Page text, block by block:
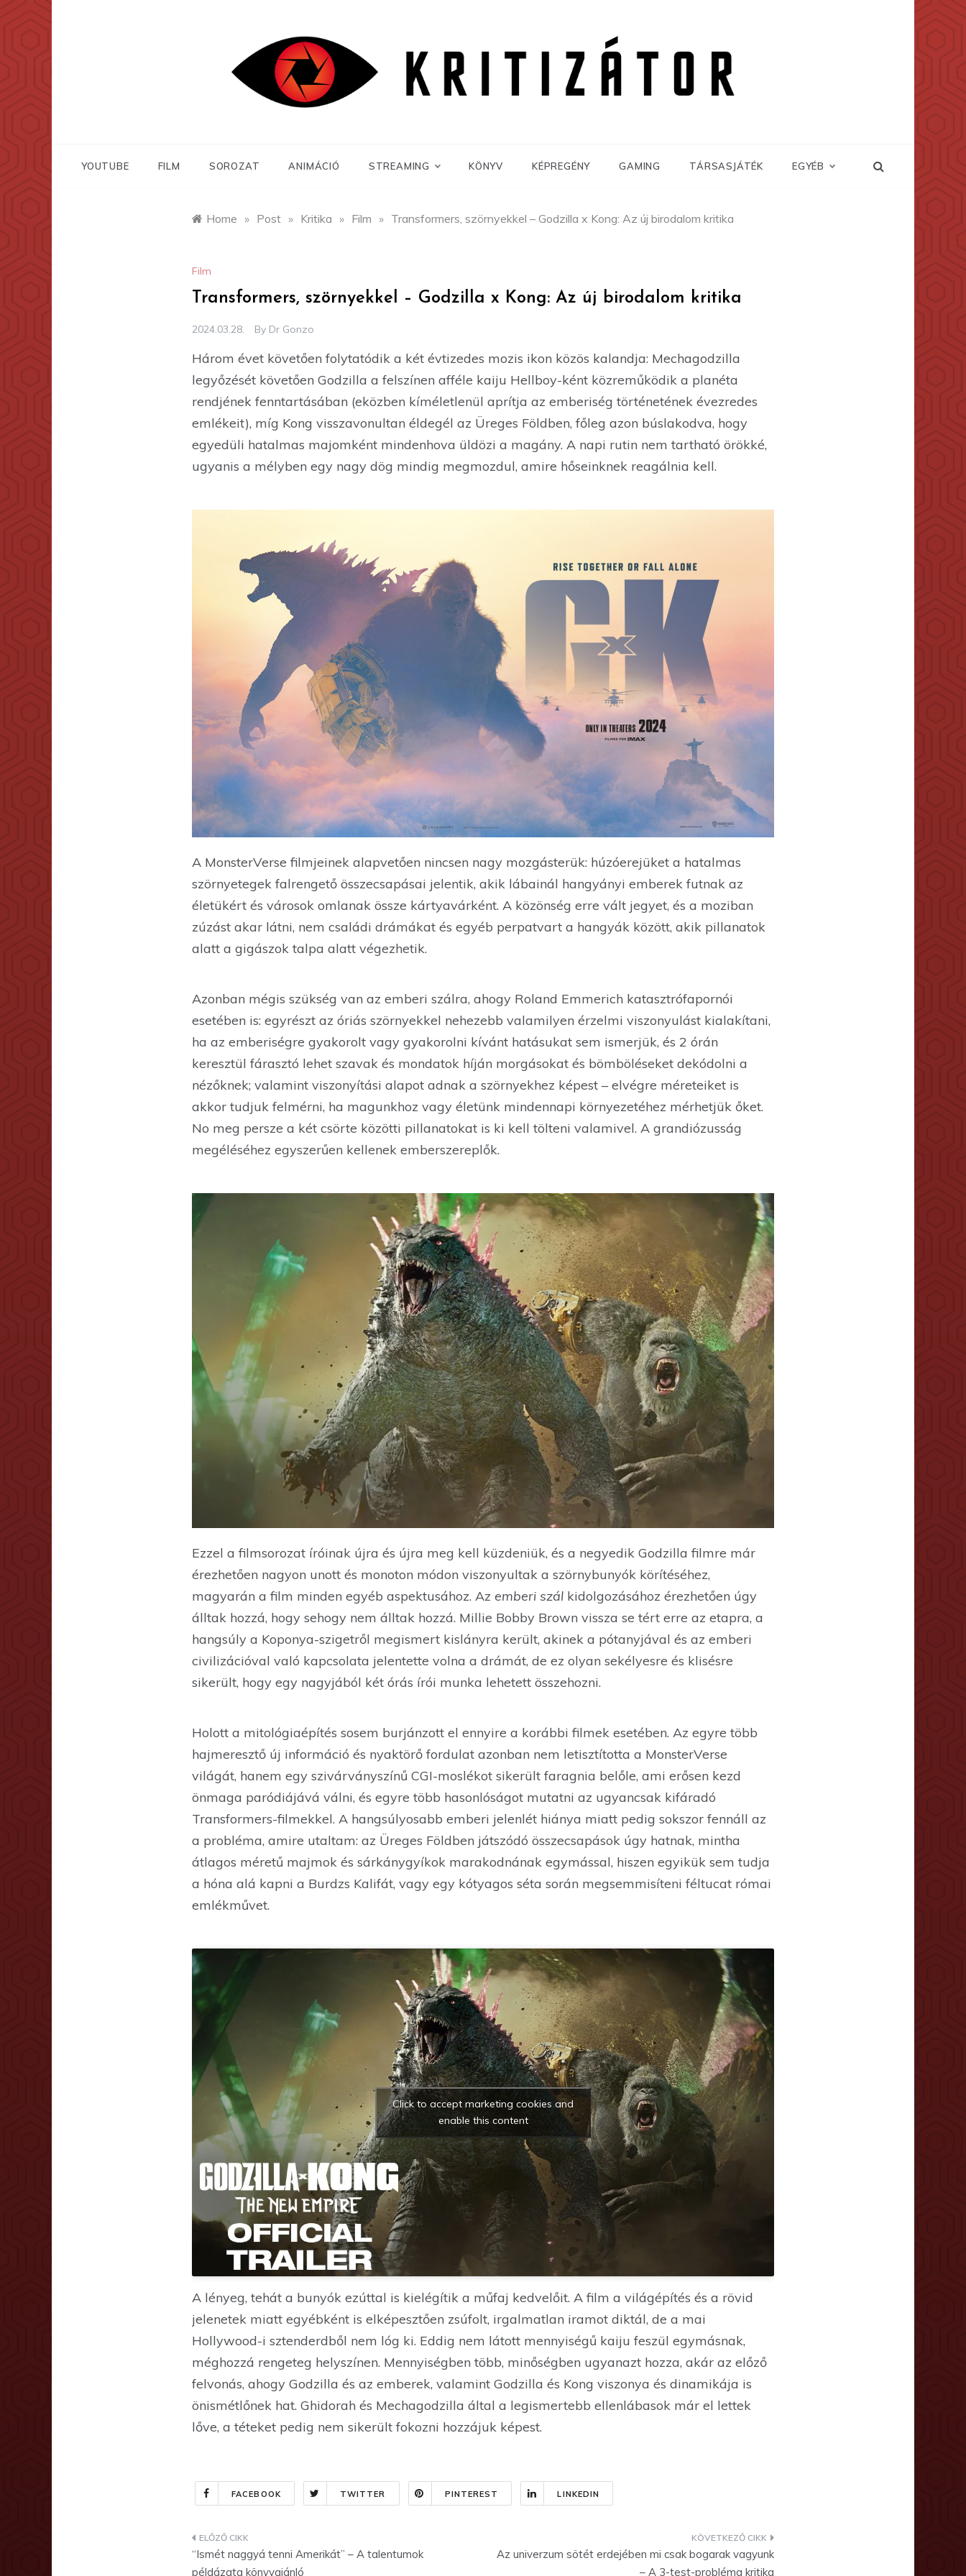
YOUTUBE FILM SOROZAT ANIMÁCIÓ STREAMING KÖNYV KÉPREGÉNY GAMING TÁRSASJÁTÉK EGYÉB
Home » Post » Kritika » Film » Transformers, szörnyekkel – Godzilla x Kong: Az új birodalom kritika
Film
Transformers, szörnyekkel – Godzilla x Kong: Az új birodalom kritika
2024.03.28. By Dr Gonzo
Három évet követően folytatódik a két évtizedes mozis ikon közös kalandja: Mechagodzilla
legyőzését követően Godzilla a felszínen afféle kaiju Hellboy-ként közreműködik a planéta
rendjének fenntartásában (eközben kíméletlenül aprítja az emberiség történetének évezredes
emlékeit), míg Kong visszavonultan éldegél az Üreges Földben, főleg azon búslakodva, hogy
egyedüli hatalmas majomként mindenhova üldözi a magány. A napi rutin nem tartható örökké,
ugyanis a mélyben egy nagy dög mindig megmozdul, amire hőseinknek reagálnia kell.
A MonsterVerse filmjeinek alapvetően nincsen nagy mozgásterük: húzóerejüket a hatalmas
szörnyetegek falrengető összecsapásai jelentik, akik lábainál hangyányi emberek futnak az
életükért és városok omlanak össze kártyavárként. A közönség erre vált jegyet, és a moziban
zúzást akar látni, nem családi drámákat és egyéb perpatvart a hangyák között, akik pillanatok
alatt a gigászok talpa alatt végezhetik.
Azonban mégis szükség van az emberi szálra, ahogy Roland Emmerich katasztrófapornói
esetében is: egyrészt az óriás szörnyekkel nehezebb valamilyen érzelmi viszonyulást kialakítani,
ha az emberiségre gyakorolt vagy gyakorolni kívánt hatásukat sem ismerjük, és 2 órán
keresztül fárasztó lehet szavak és mondatok híján morgásokat és bömböléseket dekódolni a
nézőknek; valamint viszonyítási alapot adnak a szörnyekhez képest – elvégre méreteiket is
akkor tudjuk felmérni, ha magunkhoz vagy életünk mindennapi környezetéhez mérhetjük őket.
No meg persze a két csörte közötti pillanatokat is ki kell tölteni valamivel. A grandiózusság
megéléséhez egyszerűen kellenek emberszereplők.
Ezzel a filmsorozat íróinak újra és újra meg kell küzdeniük, és a negyedik Godzilla filmre már
érezhetően nagyon unott és monoton módon viszonyultak a szörnybunyók körítéséhez,
magyarán a film minden egyéb aspektusához. Az emberi szál kidolgozásához érezhetően úgy
álltak hozzá, hogy sehogy nem álltak hozzá. Millie Bobby Brown vissza se tért erre az etapra, a
hangsúly a Koponya-szigetről megismert kislányra került, akinek a pótanyjával és az emberi
civilizációval való kapcsolata jelentette volna a drámát, de ez olyan sekélyesre és klisésre
sikerült, hogy egy nagyjából két órás írói munka lehetett összehozni.
Holott a mitológiaépítés sosem burjánzott el ennyire a korábbi filmek esetében. Az egyre több
hajmeresztő új információ és nyaktörő fordulat azonban nem letisztította a MonsterVerse
világát, hanem egy szivárványszínű CGI-moslékot sikerült faragnia belőle, ami erősen kezd
önmaga paródiájává válni, és egyre több hasonlóságot mutatni az ugyancsak kifáradó
Transformers-filmekkel. A hangsúlyosabb emberi jelenlét hiánya miatt pedig sokszor fennáll az
a probléma, amire utaltam: az Üreges Földben játszódó összecsapások úgy hatnak, mintha
átlagos méretű majmok és sárkánygyíkok marakodnának egymással, hiszen egyikük sem tudja
a hóna alá kapni a Burdzs Kalifát, vagy egy kótyagos séta során megsemmisíteni féltucat római
emlékművet.
Click to accept marketing cookies and
enable this content
A lényeg, tehát a bunyók ezúttal is kielégítik a műfaj kedvelőit. A film a világépítés és a rövid
jelenetek miatt egyébként is elképesztően zsúfolt, irgalmatlan iramot diktál, de a mai
Hollywood-i sztenderdből nem lóg ki. Eddig nem látott mennyiségű kaiju feszül egymásnak,
méghozzá rengeteg helyszínen. Mennyiségben több, minőségben ugyanazt hozza, akár az előző
felvonás, ahogy Godzilla és az emberek, valamint Godzilla és Kong viszonya és dinamikája is
önismétlőnek hat. Ghidorah és Mechagodzilla által a legismertebb ellenlábasok már el lettek
lőve, a téteket pedig nem sikerült fokozni hozzájuk képest.
FACEBOOK TWITTER PINTEREST LINKEDIN
Bejegyzés
navigáció
“Ismét naggyá tenni Amerikát” – A talentumok
példázata könyvajánló
Az univerzum sötét erdejében mi csak bogarak vagyunk
– A 3-test-probléma kritika